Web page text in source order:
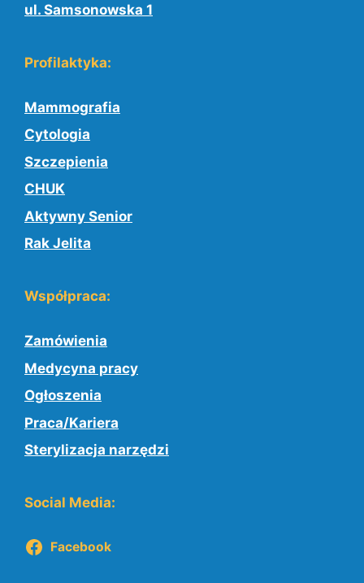
ul. Samsonowska 1
Profilaktyka:
Mammografia
Cytologia
Szczepienia
CHUK
Aktywny Senior
Rak Jelita
Współpraca:
Zamówienia
Medycyna pracy
Ogłoszenia
Praca/Kariera
Sterylizacja narzędzi
Social Media:
Facebook